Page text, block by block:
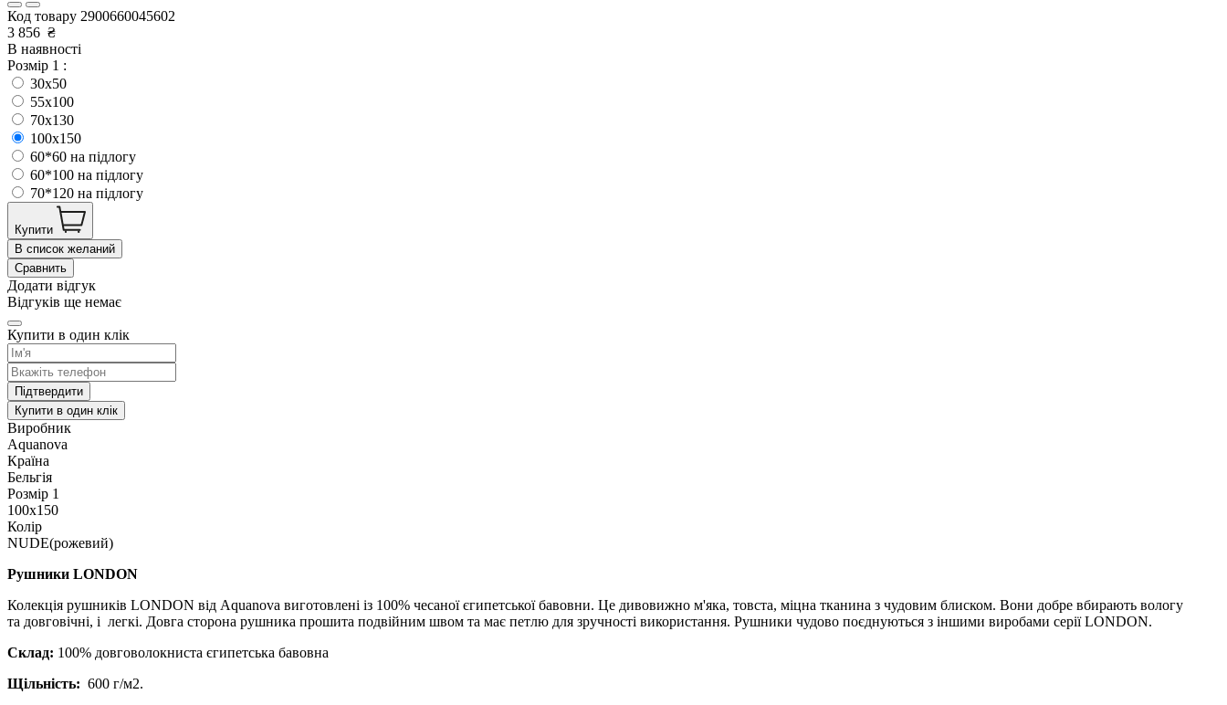
Код товару 2900660045602
3 856 ₴
В наявності
Розмір 1 :
30x50
55x100
70x130
100x150
60*60 на підлогу
60*100 на підлогу
70*120 на підлогу
Купити
В список желаний
Сравнить
Додати відгук
Відгуків ще немає
Купити в один клік
Підтвердити
Купити в один клік
Виробник
Aquanova
Країна
Бельгія
Розмір 1
100x150
Колір
NUDE(рожевий)
Рушники LONDON
Колекція рушників LONDON від Aquanova виготовлені із 100% чесаної єгипетської бавовни. Це дивовижно м'яка, товста, міцна тканина з чудовим блиском. Вони добре вбирають вологу
та довговічні, і легкі. Довга сторона рушника прошита подвійним швом та має петлю для зручності використання. Рушники чудово поєднуються з іншими виробами серії LONDON.
Склад: 100% довговолокниста єгипетська бавовна
Щільність: 600 г/м2.